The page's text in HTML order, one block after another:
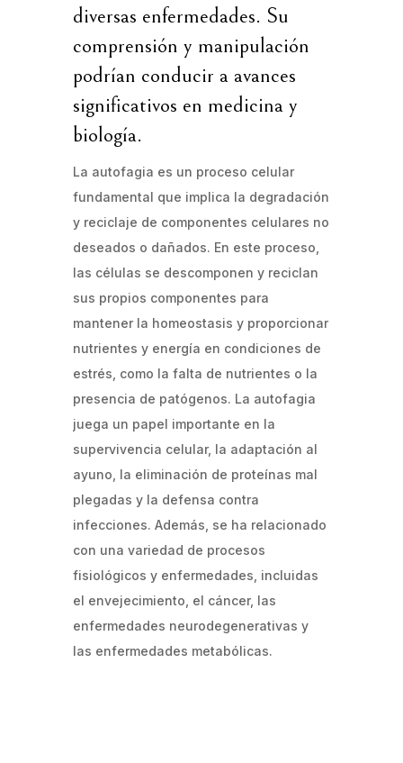
diversas enfermedades. Su
comprensión y manipulación
podrían conducir a avances
significativos en medicina y
biología.
La autofagia es un proceso celular
fundamental que implica la degradación
y reciclaje de componentes celulares no
deseados o dañados. En este proceso,
las células se descomponen y reciclan
sus propios componentes para
mantener la homeostasis y proporcionar
nutrientes y energía en condiciones de
estrés, como la falta de nutrientes o la
presencia de patógenos. La autofagia
juega un papel importante en la
supervivencia celular, la adaptación al
ayuno, la eliminación de proteínas mal
plegadas y la defensa contra
infecciones. Además, se ha relacionado
con una variedad de procesos
fisiológicos y enfermedades, incluidas
el envejecimiento, el cáncer, las
enfermedades neurodegenerativas y
las enfermedades metabólicas.